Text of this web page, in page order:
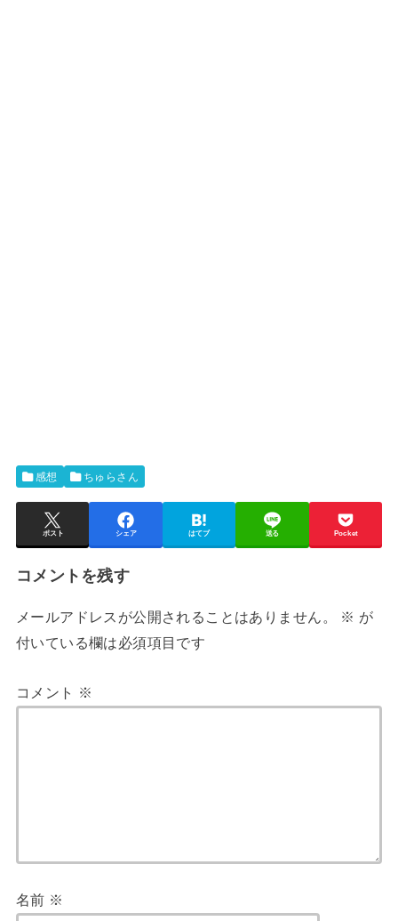
感想 ちゅらさん
ポスト シェア はてブ 送る Pocket
コメントを残す
メールアドレスが公開されることはありません。 ※ が
付いている欄は必須項目です
コメント ※
名前 ※